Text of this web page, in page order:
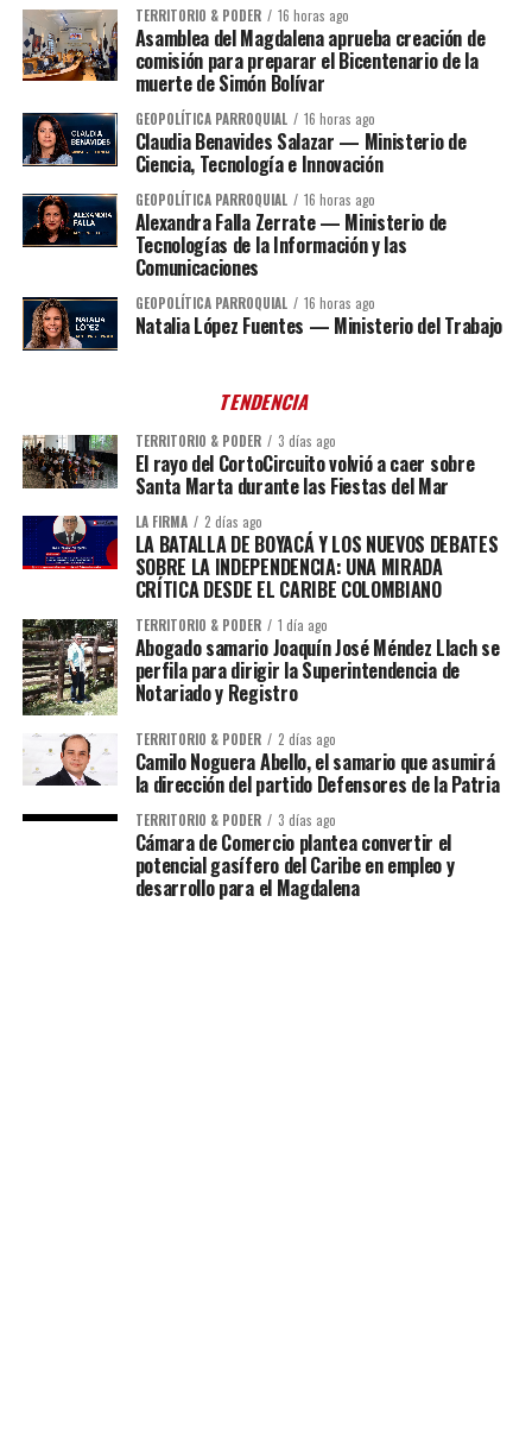
TERRITORIO & PODER 16 horas ago
Asamblea del Magdalena aprueba creación de
comisión para preparar el Bicentenario de la
muerte de Simón Bolívar
GEOPOLÍTICA PARROQUIAL 16 horas ago
Claudia Benavides Salazar — Ministerio de
Ciencia, Tecnología e Innovación
GEOPOLÍTICA PARROQUIAL 16 horas ago
Alexandra Falla Zerrate — Ministerio de
Tecnologías de la Información y las
Comunicaciones
GEOPOLÍTICA PARROQUIAL 16 horas ago
Natalia López Fuentes — Ministerio del Trabajo
TENDENCIA
TERRITORIO & PODER 3 días ago
El rayo del CortoCircuito volvió a caer sobre
Santa Marta durante las Fiestas del Mar
LA FIRMA 2 días ago
LA BATALLA DE BOYACÁ Y LOS NUEVOS DEBATES
SOBRE LA INDEPENDENCIA: UNA MIRADA
CRÍTICA DESDE EL CARIBE COLOMBIANO
TERRITORIO & PODER 1 día ago
Abogado samario Joaquín José Méndez Llach se
perfila para dirigir la Superintendencia de
Notariado y Registro
TERRITORIO & PODER 2 días ago
Camilo Noguera Abello, el samario que asumirá
la dirección del partido Defensores de la Patria
TERRITORIO & PODER 3 días ago
Cámara de Comercio plantea convertir el
potencial gasífero del Caribe en empleo y
desarrollo para el Magdalena